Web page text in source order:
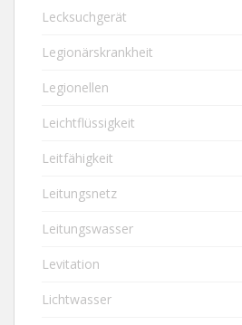
Lecksuchgerät
Legionärskrankheit
Legionellen
Leichtflüssigkeit
Leitfähigkeit
Leitungsnetz
Leitungswasser
Levitation
Lichtwasser